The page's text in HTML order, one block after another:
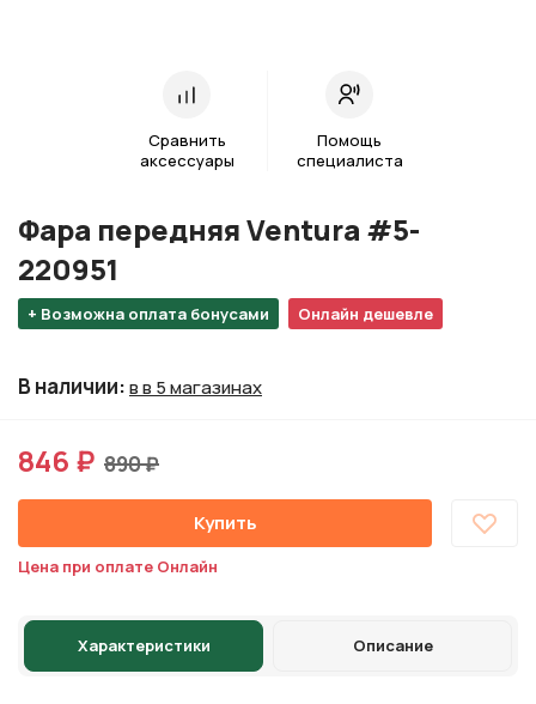
Сравнить
аксессуары
Помощь
специалиста
+ Возможна оплата бонусами Онлайн дешевле
Фара передняя Ventura #5-
220951
В наличии:в в 5 магазинах
846 ₽ 890 ₽
Купить
Цена при оплате Онлайн
Характеристики Описание